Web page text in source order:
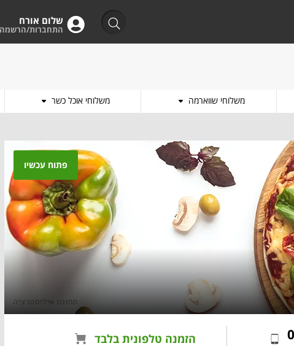
שלום אורח
התחברות/הרשמה
משלוחי שווארמה משלוחי אוכל כשר
פתוח עכשיו
הזמנה טלפונית בלבד